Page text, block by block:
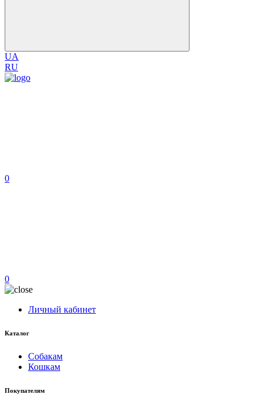
UA
RU
0
0
Личный кабинет
Каталог
Собакам
Кошкам
Покупателям